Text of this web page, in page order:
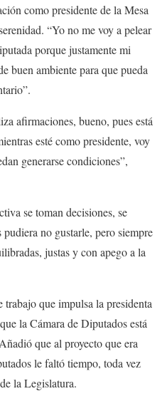
como presidente de la Mesa
“Yo no me voy a pelear
porque justamente mi
buen ambiente para que pueda
afirmaciones, bueno, pues está
esté como presidente, voy
generarse condiciones”,
se toman decisiones, se
no gustarle, pero siempre
justas y con apego a la
que impulsa la presidenta
la Cámara de Diputados está
que al proyecto que era
le faltó tiempo, toda vez
la Legislatura.